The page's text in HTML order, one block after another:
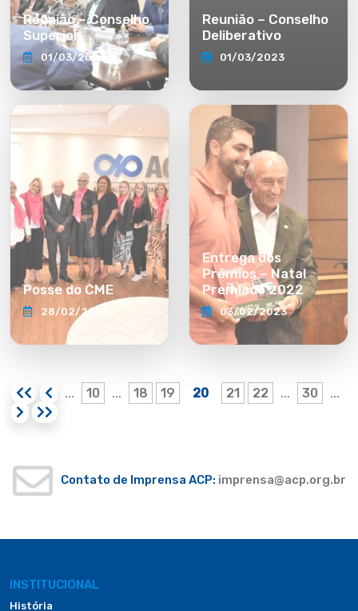
Reunião – Conselho
Superior
01/03/2023
Reunião – Conselho
Deliberativo
01/03/2023
Posse do CME
28/02/2023
Entrega dos
Prêmios – Natal
Premiado 2022
03/02/2023
... 10 ... 18 19 20 21 22 ... 30 ...
Contato de Imprensa ACP: imprensa@acp.org.br
INSTITUCIONAL
História